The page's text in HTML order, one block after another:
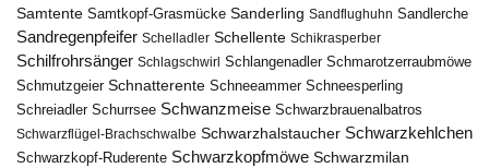
Samtente Samtkopf-Grasmücke Sanderling Sandflughuhn Sandlerche
Sandregenpfeifer Schelladler Schellente Schikrasperber
Schilfrohrsänger Schlagschwirl Schlangenadler Schmarotzerraubmöwe
Schmutzgeier Schnatterente Schneeammer Schneesperling
Schreiadler Schurrsee Schwanzmeise Schwarzbrauenalbatros
Schwarzflügel-Brachschwalbe Schwarzhalstaucher Schwarzkehlchen
Schwarzkopf-Ruderente Schwarzkopfmöwe Schwarzmilan